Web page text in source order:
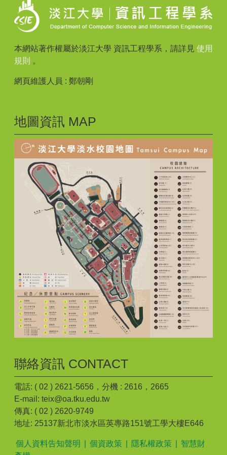
本網站著作權屬於淡江大學 資訊工程學系，請詳見 使用
規則 。
網頁維護人員 : 鄭朝剛
地圖資訊 MAP
聯絡資訊 CONTACT
電話: ( 02 ) 2621-5656，分機 : 2616，2665
E-mail: teix@oa.tku.edu.tw
傳真: ( 02 ) 2620-9749
地址: 25137新北市淡水區英專路151號工學大樓E646
個人資料告知聲明 個資政策 隱私權政策
智慧財